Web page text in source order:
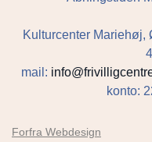
Kulturcenter Mariehøj,
mail:
konto:
Forfra Webdesign